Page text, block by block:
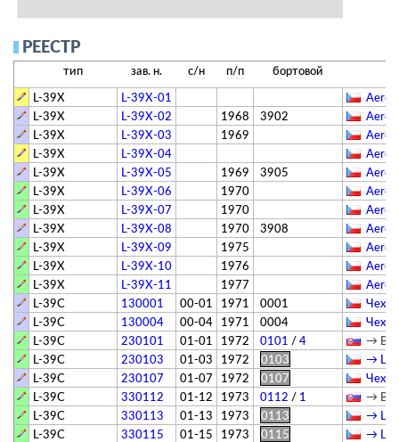
РЕЕСТР
тип зав. н. с/н п/п
бортовой
L-39X
L-39X-01
Aero
L-39X
L-39X-02 1968 3902
Aero
L-39X
L-39X-03 1969
Aero
L-39X
L-39X-04
Aero
L-39X
L-39X-05 1969 3905
Aero
L-39X
L-39X-06 1970
Aero
L-39X
L-39X-07 1970
Aero
L-39X
L-39X-08 1970 3908
Aero
L-39X
L-39X-09 1975
Aero
L-39X
L-39X-10 1976
Aero
L-39X
L-39X-11 1977
Aero
L-39C
130001 00-01 1971 0001
L-39C
130004 00-04 1971 0004
L-39C
230101 01-01 1972 0101 /4
→
L-39C
230103 01-03 1972 0103
→
L-39C
230107 01-07 1972 0107
L-39C
330112 01-12 1973 0112 / 1
→
L-39C
330113 01-13 1973 0113
→
L-39C
330115 01-15 1973 0115
→